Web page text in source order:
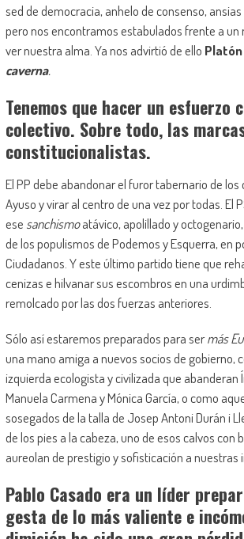
sed de democracia, anhelo de consenso,
pero nos encontramos estabulados frente a un
ver nuestra alma. Ya nos advirtió de ello
caverna.
Tenemos que hacer un esfuerzo
colectivo. Sobre todo, las
constitucionalistas.
El PP debe abandonar el furor tabernario de
Ayuso y virar al centro de una vez por todas. El
ese sanchismoatávico, apolillado y
de los populismos de Podemos y Esquerra, en
Ciudadanos. Y este último partido tiene que
cenizas e hilvanar sus escombros en una
remolcado por las dos fuerzas anteriores.
Sólo así estaremos preparados para sermás
una mano amiga a nuevos socios de gobierno,
izquierda ecologista y civilizada que abanderan
Manuela Carmena y Mónica García, o como
sosegados de la talla de Josep Antoni Durán i
de los pies a la cabeza, uno de esos calvos con
aureolan de prestigio y sofisticación a nuestras
Pablo Casado era un líder
gesta de lo más valiente e